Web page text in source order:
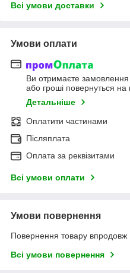
Всі умови доставки
Умови оплати
Ви отримаєте замовлення
або гроші повернуться на
Детальніше
Оплатити частинами
Післяплата
Оплата за реквізитами
Всі умови оплати
Умови повернення
Повернення товару впродовж
Всі умови повернення